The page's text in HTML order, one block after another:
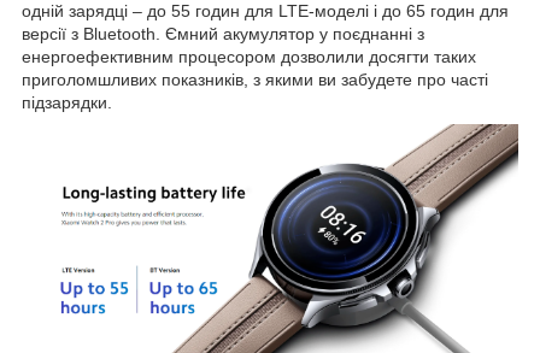
одній зарядці – до 55 годин для LTE-моделі і до 65 годин для
версії з Bluetooth. Ємний акумулятор у поєднанні з
енергоефективним процесором дозволили досягти таких
приголомшливих показників, з якими ви забудете про часті
підзарядки.